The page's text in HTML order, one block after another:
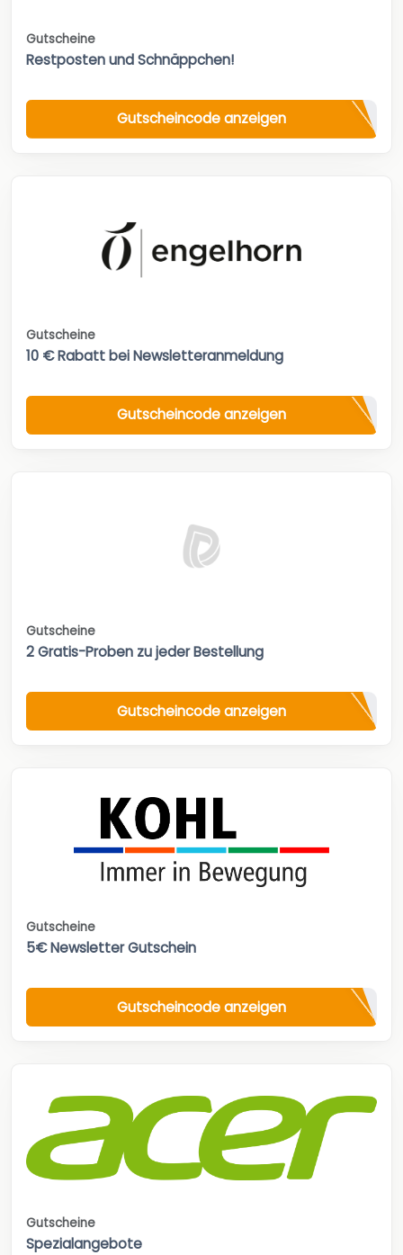
Gutscheine
Restposten und Schnäppchen!
Gutscheincode anzeigen
Gutscheine
10 € Rabatt bei Newsletteranmeldung
Gutscheincode anzeigen
Gutscheine
2 Gratis-Proben zu jeder Bestellung
Gutscheincode anzeigen
Gutscheine
5€ Newsletter Gutschein
Gutscheincode anzeigen
Gutscheine
Spezialangebote